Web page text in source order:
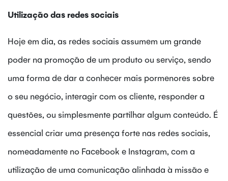
Utilização das redes sociais
Hoje em dia, as redes sociais assumem um grande
poder na promoção de um produto ou serviço, sendo
uma forma de dar a conhecer mais pormenores sobre
o seu negócio, interagir com os cliente, responder a
questões, ou simplesmente partilhar algum conteúdo. É
essencial criar uma presença forte nas redes sociais,
nomeadamente no Facebook e Instagram, com a
utilização de uma comunicação alinhada à missão e